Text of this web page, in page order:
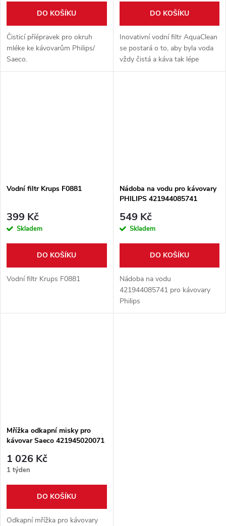
DO KOŠÍKU
Čisticí příépravek pro okruh
mléke ke kávovarům Philips/
Saeco.
DO KOŠÍKU
Inovativní vodní filtr AquaClean
se postará o to, aby byla voda
vždy čistá a káva tak lépe
chutnala. Filtry AquaClean vodu
Vodní filtr Krups F0881
399 Kč
Skladem
DO KOŠÍKU
Vodní filtr Krups F0881
Nádoba na vodu pro kávovary
PHILIPS 421944085741
549 Kč
Skladem
DO KOŠÍKU
Nádoba na vodu
421944085741 pro kávovary
Philips
Mřížka odkapní misky pro
kávovar Saeco 421945020071
1 026 Kč
1 týden
DO KOŠÍKU
Odkapní mřížka pro kávovary